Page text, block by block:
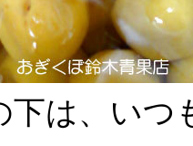
下は、いつ